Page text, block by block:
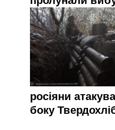
росіяни
боку